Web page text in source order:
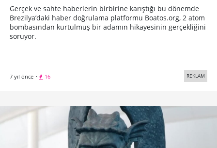
Gerçek ve sahte haberlerin birbirine karıştığı bu dönemde
Brezilya’daki haber doğrulama platformu Boatos.org, 2 atom
bombasından kurtulmuş bir adamın hikayesinin gerçekliğini
soruyor.
7 yıl önce · 16 REKLAM